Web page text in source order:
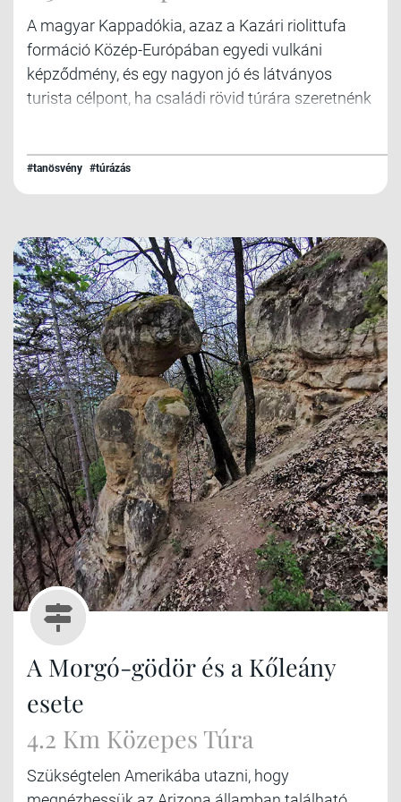
A magyar Kappadókia, azaz a Kazári riolittufa
formáció Közép-Európában egyedi vulkáni
képződmény, és egy nagyon jó és látványos
turista célpont, ha családi rövid túrára szeretnénk
képződményt is felfedezhetünk.
#tanösvény #túrázás
A Morgó-gödör és a Kőleány
esete
4.2 Km Közepes Túra
Szükségtelen Amerikába utazni, hogy